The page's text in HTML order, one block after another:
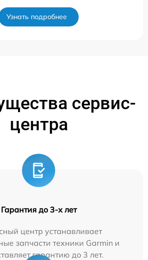
Узнать подробнее
сервис-
центра
Гарантия до 3-х лет
центр устанавливает
запчасти техники Garmin и
гарантию до 3 лет.